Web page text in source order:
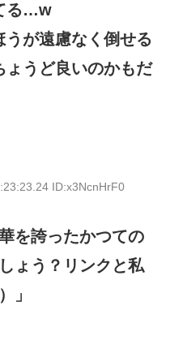
る…w
が遠慮なく倒せる
ょうど良いのかもだ
ID:x3NcnHrF0
を誇ったかつての
ょう？リンクと私
」